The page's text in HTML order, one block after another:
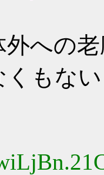
への
くもな